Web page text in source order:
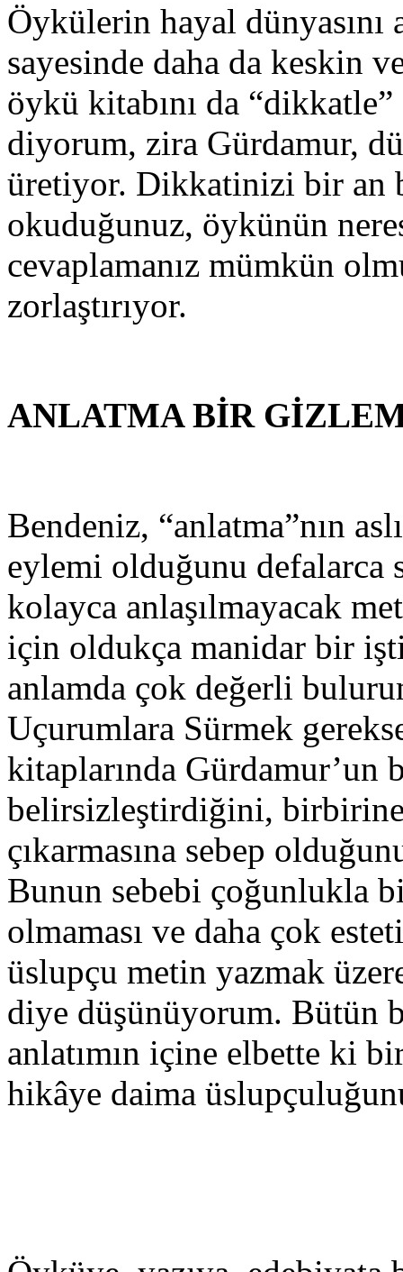
Öykülerin hayal dünyasını
sayesinde daha da keskin
öykü kitabını da
diyorum, zira Gürdamur,
üretiyor. Dikkatinizi bir an
okuduğunuz, öykünün
cevaplamanız mümkün
zorlaştırıyor.
ANLATMA BİR
Bendeniz, “anlatma”nın
eylemi olduğunu defalarca
kolayca anlaşılmayacak
için oldukça manidar bir
anlamda çok değerli
Uçurumlara Sürmek
kitaplarında Gürdamur’un
belirsizleştirdiğini,
çıkarmasına sebep
Bunun sebebi çoğunlukla
olmaması ve daha çok
üslupçu metin yazmak
diye düşünüyorum. Bütün
anlatımın içine elbette ki
hikâye daima